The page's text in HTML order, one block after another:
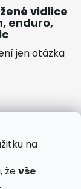
na
ževše
.
vidlice
enduro,
jen otázka